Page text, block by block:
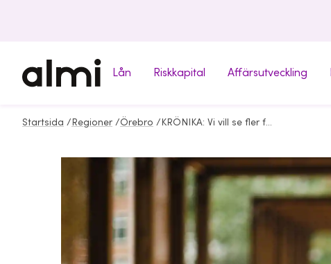
Lån Riskkapital Affärsutveckling
Startsida / Regioner /Örebro / KRÖNIKA: Vi vill se fler företagande kvinnor – låt oss skapa en förändring tillsammans(2)